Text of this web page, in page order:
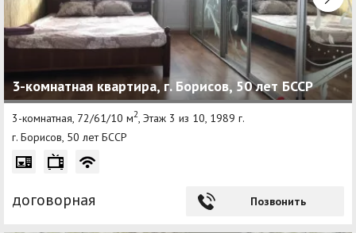
3-комнатная квартира, г. Борисов, 50 лет БССР
3-комнатная, 72/61/10 м2 , Этаж 3 из 10, 1989 г.
г. Борисов, 50 лет БССР
договорная Позвонить